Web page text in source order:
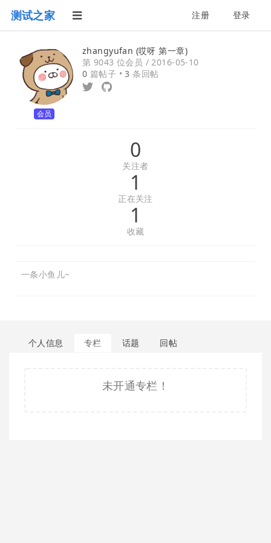
测试之家 注册 登录
会员
zhangyufan (哎呀 第一章)
第 9043 位会员 /2016-05-10
0 篇帖子 •3 条回帖
0
关注者
1
正在关注
1
收藏
一条小鱼儿~
个人信息 专栏 话题 回帖
未开通专栏！